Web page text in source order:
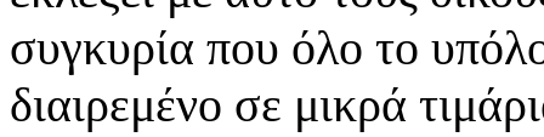
συγκυρία που όλο το
διαιρεμένο σε μικρά